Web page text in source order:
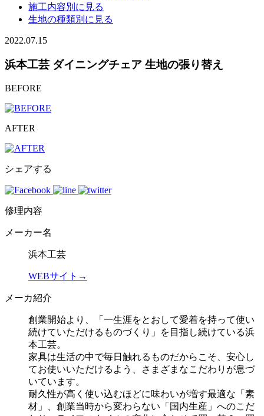
施工内容別に見る
生地の種類別に見る
2022.07.15
浜本工芸 ダイニングチェア 生地の張り替え
BEFORE
AFTER
シェアする
修理内容
メーカー名
浜本工芸
WEBサイト→
メーカ紹介
創業開始より、「一生涯をとおして愛着を持って使い
続けていただけるものづくり」を目指し続けている浜
本工芸。
家具は生活の中で毎日触れるものだからこそ、安心し
てお使いいただけるよう、さまざまなこだわりが息づ
いています。
耐久性が高く使い込むほどに味わいが増す最適な「素
材」、創業当時から変わらない「国内生産」へのこだ